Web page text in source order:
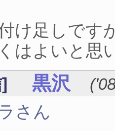
け足しです
はよいと思
黒沢 (
さん